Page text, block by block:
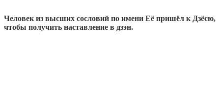
Человек из высших сословий по имени Её пришёл к Дзёсю,
чтобы получить наставление в дзэн.